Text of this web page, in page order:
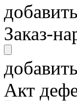
Заказ-
Акт